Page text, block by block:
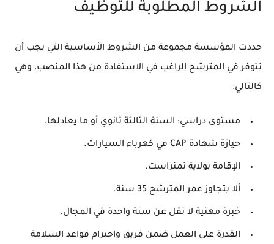
الشروط المطلوبة للتوظيف
حددت المؤسسة مجموعة من الشروط الأساسية التي يجب أن
تتوفر في المترشح الراغب في الاستفادة من هذا المنصب، وهي
كالتالي:
مستوى دراسي: السنة الثالثة ثانوي أو ما يعادلها.
حيازة شهادة CAP في كهرباء السيارات .
الإقامة بولاية تمنراست.
ألا يتجاوز عمر المترشح 35 سنة.
خبرة مهنية لا تقل عن سنة واحدة في المجال.
القدرة على العمل ضمن فريق واحترام قواعد السلامة